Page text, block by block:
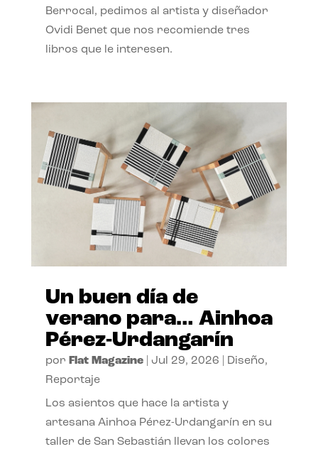
Berrocal, pedimos al artista y diseñador
Ovidi Benet que nos recomiende tres
libros que le interesen.
Un buen día de
verano para… Ainhoa
Pérez-Urdangarín
por Flat Magazine| Jul 29, 2026 Diseño,
Reportaje
Los asientos que hace la artista y
artesana Ainhoa Pérez-Urdangarín en su
taller de San Sebastián llevan los colores